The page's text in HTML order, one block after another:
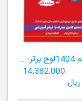
هوش برتر ششم 1404لوح برتر- ((ویژۀ آزمون تیزهوشان پایۀ ششم+ فیلم آموزشی + سامانۀ آزمون‌ساز رایگان))
14,382,000
ریال